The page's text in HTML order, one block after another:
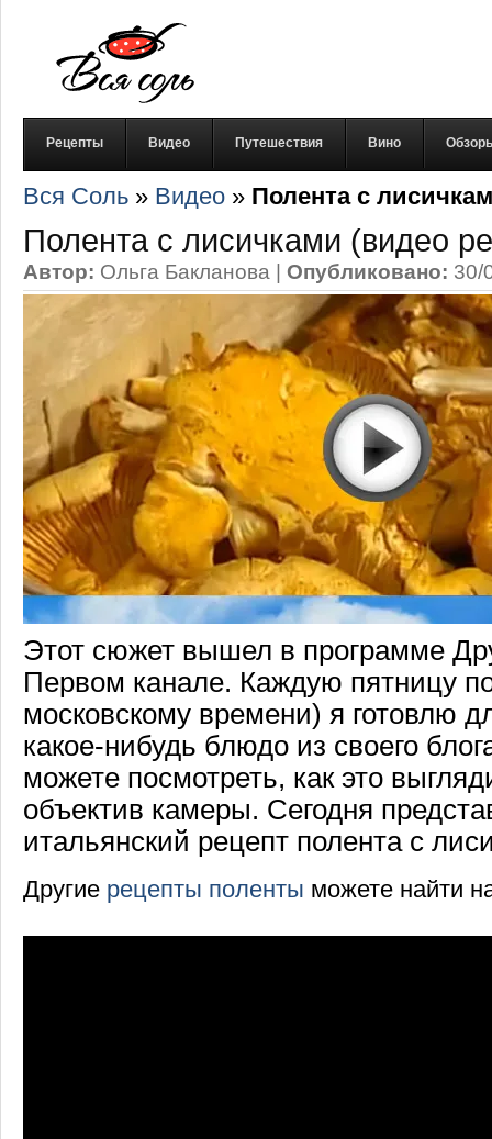
Рецепты Видео Путешествия Вино
Вся Соль » Видео » Полента с
Полента с лисичками (видео
Автор: Ольга Бакланова | Опубликовано: 30/
Этот сюжет вышел в программе
Первом канале. Каждую пятницу
московскому времени) я готовлю
какое-нибудь блюдо из своего
можете посмотреть, как это
объектив камеры. Сегодня
итальянский рецепт полента с
Другие рецепты поленты можете найти